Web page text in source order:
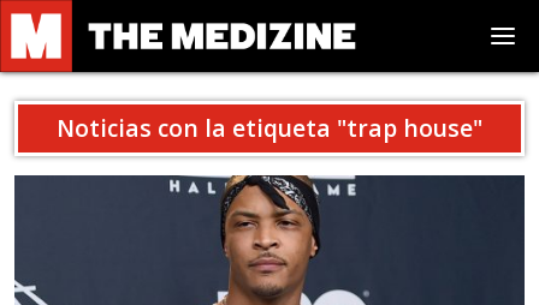
Noticias con la etiqueta "trap house"